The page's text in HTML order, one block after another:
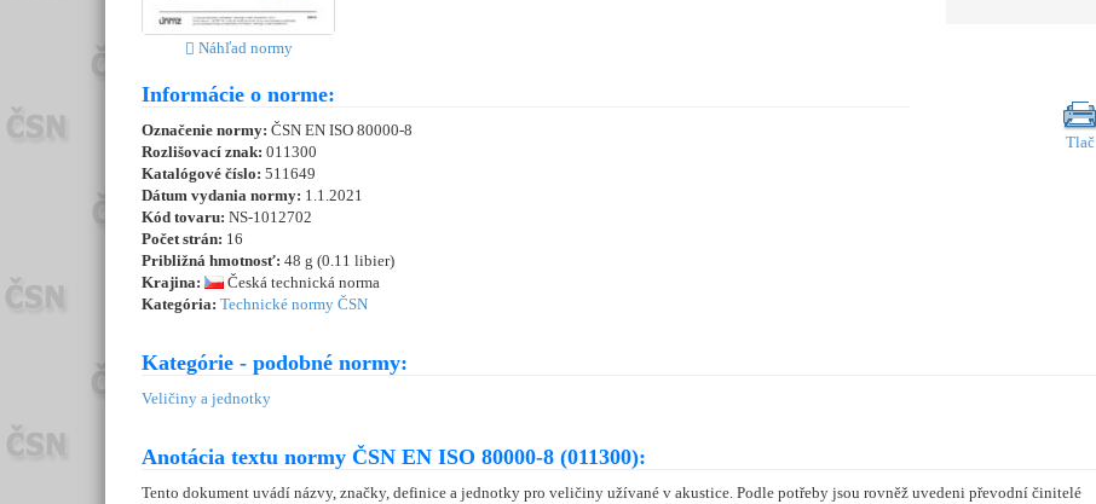
Náhľad normy
Informácie o norme:
Označenie normy: ČSN EN ISO 80000-8
Rozlišovací znak: 011300
Katalógové číslo: 511649
Dátum vydania normy: 1.1.2021
Kód tovaru: NS-1012702
Počet strán: 16
Približná hmotnosť: 48 g (0.11 libier)
Krajina:
Česká technická norma
Kategória: Technické normy ČSN
Tlač
Kategórie - podobné normy:
Veličiny a jednotky
Anotácia textu normy ČSN EN ISO 80000-8 (011300):
Tento dokument uvádí názvy, značky, definice a jednotky pro veličiny užívané v akustice. Podle potřeby jsou rovněž uvedeni převodní činitelé